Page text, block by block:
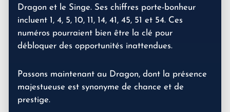
Dragon et le Singe. Ses chiffres porte-bonheur
incluent 1, 4, 5, 10, 11, 14, 41, 45, 51 et 54. Ces
numéros pourraient bien être la clé pour
débloquer des opportunités inattendues.
Passons maintenant au Dragon, dont la présence
majestueuse est synonyme de chance et de
prestige.